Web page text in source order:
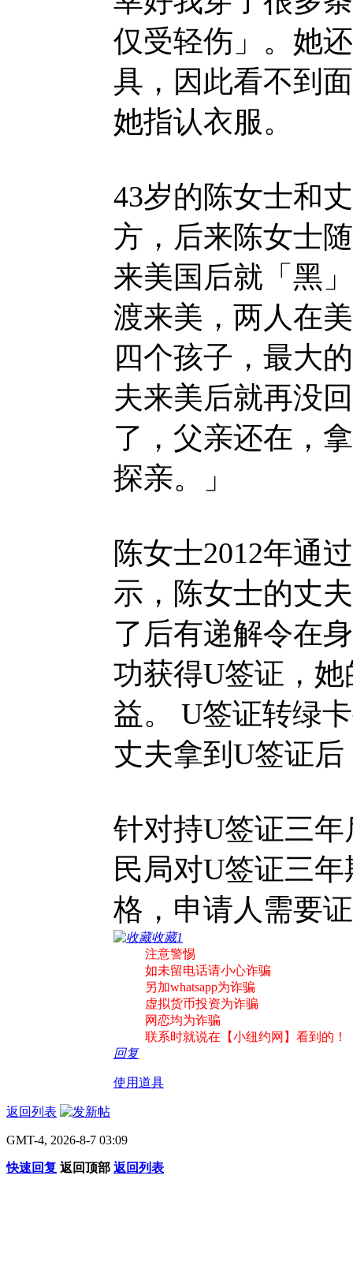
仅受轻伤」。她
具，因此看不到
她指认衣服。
43岁的陈女士和
方，后来陈女士
来美国后就「黑
渡来美，两人在
四个孩子，最大
夫来美后就再没
了，父亲还在，
探亲。」
陈女士2012年通
示，陈女士的丈
了后有递解令在
功获得U签证，
益。 U签证转绿
丈夫拿到U签证
针对持U签证三
民局对U签证三
格，申请人需要
收藏1
注意警惕
如未留电话请小心诈骗
另加whatsapp为诈骗
虚拟货币投资为诈骗
网恋均为诈骗
联系时就说在【小纽约网】看到的！
回复
使用道具
返回列表
GMT-4, 2026-8-7 03:09
快速回复 返回顶部 返回列表